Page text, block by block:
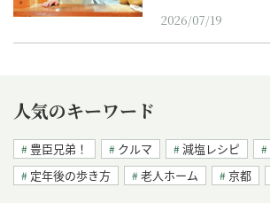
2026/07/19
人気のキーワード
豊臣兄弟！ クルマ 減塩レシピ
定年後の歩き方
老人ホーム 京都